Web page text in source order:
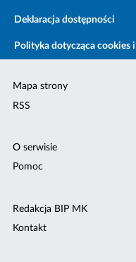
Deklaracja dostępności
Polityka dotycząca
Mapa strony
RSS
O serwisie
Pomoc
Redakcja BIP MK
Kontakt